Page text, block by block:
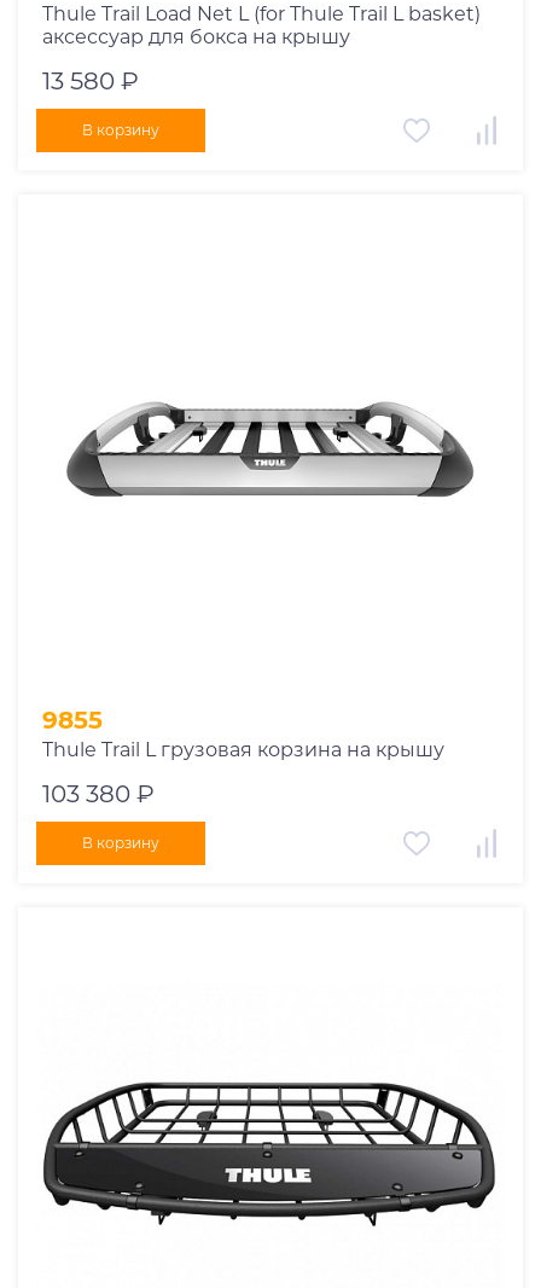
Thule Trail Load Net L (for Thule Trail L basket)
аксессуар для бокса на крышу
13 580 ₽
В корзину
9855
Thule Trail L грузовая корзина на крышу
103 380 ₽
В корзину